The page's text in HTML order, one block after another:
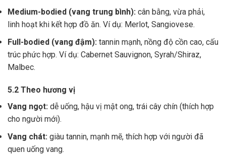
Medium-bodied (vang trung bình): cân bằng, vừa phải,
linh hoạt khi kết hợp đồ ăn. Ví dụ: Merlot, Sangiovese.
Full-bodied (vang đậm): tannin mạnh, nồng độ cồn cao, cấu
trúc phức hợp. Ví dụ: Cabernet Sauvignon, Syrah/Shiraz,
Malbec.
5.2 Theo hương vị
Vang ngọt: dễ uống, hậu vị mật ong, trái cây chín (thích hợp
cho người mới).
Vang chát: giàu tannin, mạnh mẽ, thích hợp với người đã
quen uống vang.